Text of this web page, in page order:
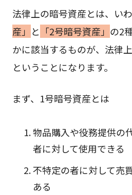
法律上の暗号資産とは、い
産」 と 「2号暗号資産」 の2
かに該当するものが、法律
ということになります。
まず、1号暗号資産とは
物品購入や役務提供の
者に対して使用できる
不特定の者に対して売
ある